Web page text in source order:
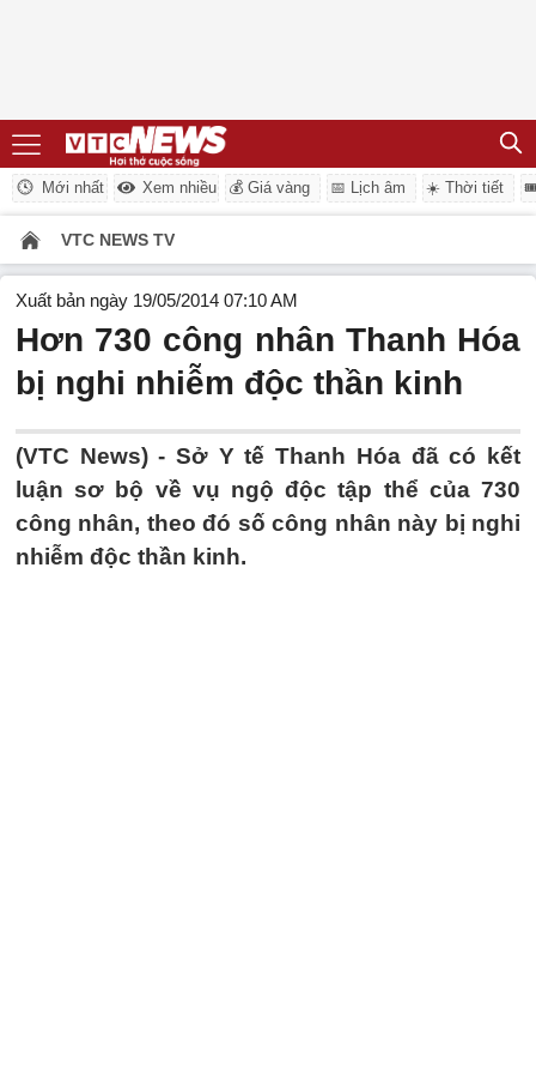
Mới nhất Xem nhiều 💰 Giá vàng 📅 Lịch âm ☀️ Thời tiết
VTC NEWS TV
Xuất bản ngày 19/05/2014 07:10 AM
Hơn 730 công nhân Thanh Hóa
bị nghi nhiễm độc thần kinh
(VTC News) - Sở Y tế Thanh Hóa đã có kết
luận sơ bộ về vụ ngộ độc tập thể của 730
công nhân, theo đó số công nhân này bị nghi
nhiễm độc thần kinh.